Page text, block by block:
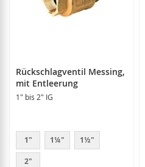
Rückschlagventil Messing,
mit Entleerung
1" bis 2" IG
1" 1¼" 1½"
2"